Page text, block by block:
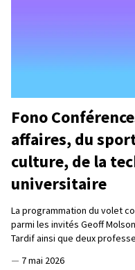
Fono
affaires, du
culture, de la
universitaire
La programmation du volet
parmi les invités Geoff
Tardif ainsi que deux
— 7 mai 2026